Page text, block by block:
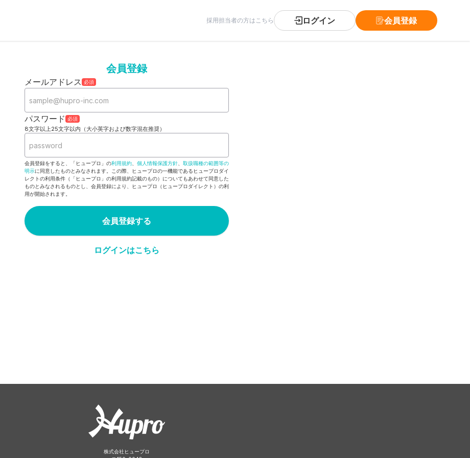
採用担当者の方はこちら ログイン 会員登録
会員登録
メールアドレス 必須
パスワード 必須
8文字以上25文字以内（大小英字および数字混在推奨）
会員登録をすると、「ヒュープロ」の利用規約 個人情報保護方針
取扱職種の範囲等の
明示に同意したものとみなされます。この際、ヒュープロの一機能であるヒュープロダイ
レクトの利用条件（「ヒュープロ」の利用規約記載のもの）についてもあわせて同意した
ものとみなされるものとし、会員登録により、ヒュープロ（ヒュープロダイレクト）の利
用が開始されます。
会員登録する
ログインはこちら
株式会社ヒュープロ